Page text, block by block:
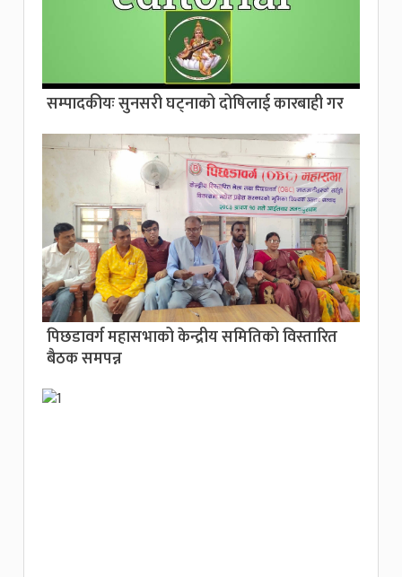
सम्पादकीयः सुनसरी घट्नाको दोषिलाई कारबाही गर
पिछडावर्ग महासभाको केन्द्रीय समितिको विस्तारित
बैठक समपन्न